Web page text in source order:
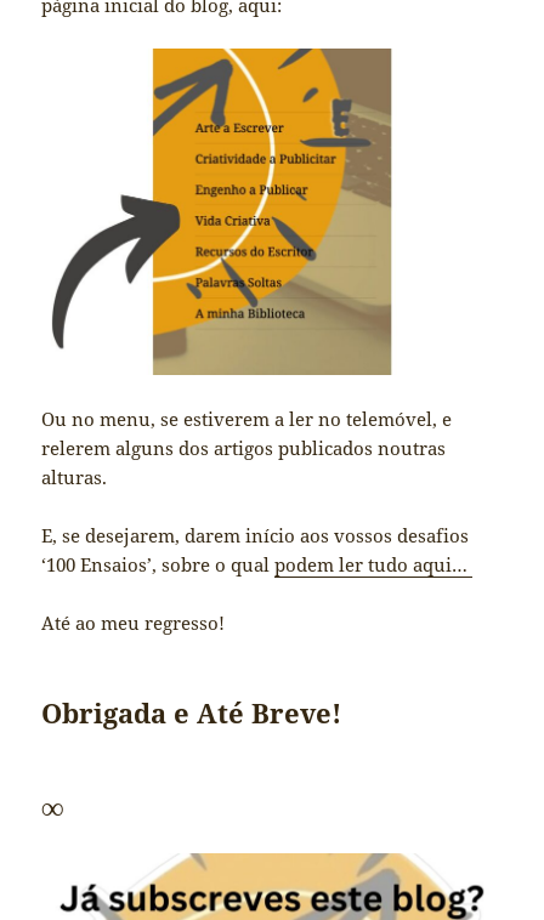
página inicial do blog, aqui:
Ou no menu, se estiverem a ler no telemóvel, e
relerem alguns dos artigos publicados noutras
alturas.
E, se desejarem, darem início aos vossos desafios
‘100 Ensaios’, sobre o qualpodem ler tudo aqui…
Até ao meu regresso!
Obrigada e Até Breve!
∞